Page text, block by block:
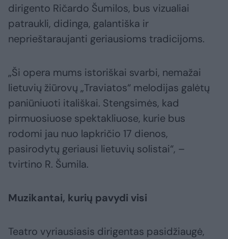
dirigento Ričardo Šumilos, bus vizualiai
patraukli, didinga, galantiška ir
neprieštaraujanti geriausioms tradicijoms.
„Ši opera mums istoriškai svarbi, nemažai
lietuvių žiūrovų „Traviatos“ melodijas galėtų
paniūniuoti itališkai. Stengsimės, kad
pirmuosiuose spektakliuose, kurie bus
rodomi jau nuo lapkričio 17 dienos,
pasirodytų geriausi lietuvių solistai“, –
tvirtino R. Šumila.
Muzikantai, kurių pavydi visi
Teatro vyriausiasis dirigentas pasidžiaugė,